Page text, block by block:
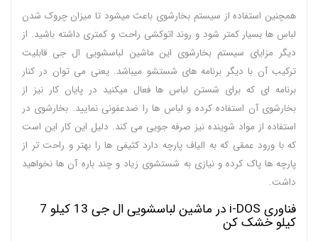
همچنین استفاده از سیستم بخارشوی باعث میشود تا میزان چروک شدن
لباس ها بسیار کمتر شود و روند اتوکشی راحت و کمتری داشته باشید. از
دیگر مزایای سیستم بخارشوی این ماشین لباسشویی ال جی قابلیت
ترکیب آن با دیگر برنامه های شستشو میباشد. یعنی می توان در کنار
برنامه ای که برای شستن لباس ها فعال میکنید در پایان کار نیز از
بخارشوی آن استفاده کرده و لباس ها را ضدعفونی نمایید. بخارشوی در
استفاده از مواد شوینده نیز صرفه جویی می کند. دلیل این کار این است
که با ورود عمقی که به الیاف پارچه دارد کثیفی ها را بهتر و راحت تر از
پارچه ها پاک کرده و نیازی به شستشوی زیاد و چند باره آن ها نخواهید
داشت.
فناوری i-DOS در ماشین لباسشویی ال جی 13 کیلو 7
کیلو خشک کن